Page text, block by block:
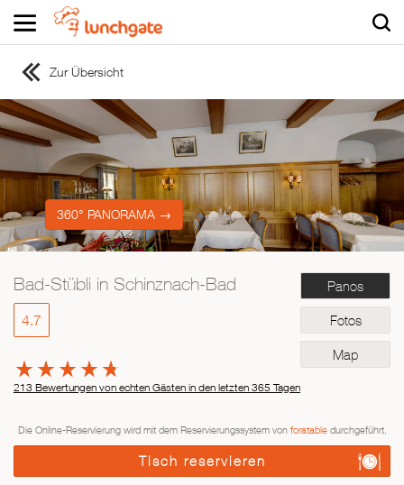
ZUR STARTSEITE
ZUR RESTAURANTSUCHE
Asiatisch
Italienisch
Französisch
Traditionell
Mexikanisch
Spanisch
Zur Übersicht
360° PANORAMA →
Panos
Fotos
Map
Bad-Stübli in Schinznach-Bad
4.7
213 Bewertungen von echten Gästen in den letzten 365 Tagen
Die Online-Reservierung wird mit dem Reservierungssystem von foratabledurchgeführt.
Tisch reservieren